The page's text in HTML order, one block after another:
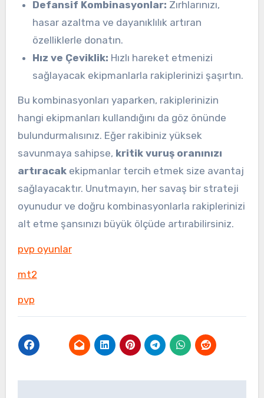
Defansif Kombinasyonlar: Zırhlarınızı,
hasar azaltma ve dayanıklılık artıran
özelliklerle donatın.
Hız ve Çeviklik: Hızlı hareket etmenizi
sağlayacak ekipmanlarla rakiplerinizi şaşırtın.
Bu kombinasyonları yaparken, rakiplerinizin
hangi ekipmanları kullandığını da göz önünde
bulundurmalısınız. Eğer rakibiniz yüksek
savunmaya sahipse, kritik vuruş oranınızı
artıracakekipmanlar tercih etmek size avantaj
sağlayacaktır. Unutmayın, her savaş bir strateji
oyunudur ve doğru kombinasyonlarla rakiplerinizi
alt etme şansınızı büyük ölçüde artırabilirsiniz.
pvp oyunlar
mt2
pvp